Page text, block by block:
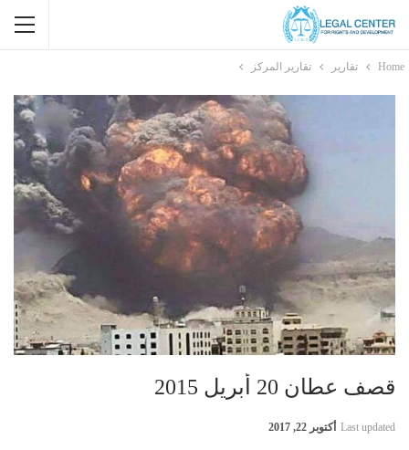
Home تقارير تقارير المركز
قصف عطان 20 أبريل 2015
Last updated أكتوبر 22, 2017